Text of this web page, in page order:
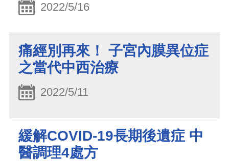
2022/5/16
痛經別再來！ 子宮內膜異位症
之當代中西治療
2022/5/11
緩解COVID-19長期後遺症 中
醫調理4處方